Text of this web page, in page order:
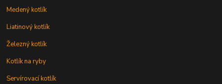
Medený kotlík
Liatinový kotlík
Železný kotlík
Kotlík na ryby
Servírovací kotlík